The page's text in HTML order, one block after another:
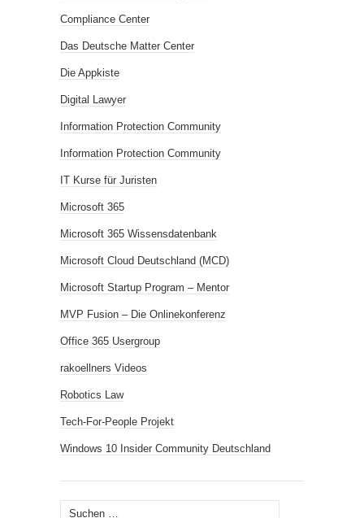
Compliance Center
Das Deutsche Matter Center
Die Appkiste
Digital Lawyer
Information Protection Community
Information Protection Community
IT Kurse für Juristen
Microsoft 365
Microsoft 365 Wissensdatenbank
Microsoft Cloud Deutschland (MCD)
Microsoft Startup Program – Mentor
MVP Fusion – Die Onlinekonferenz
Office 365 Usergroup
rakoellners Videos
Robotics Law
Tech-For-People Projekt
Windows 10 Insider Community Deutschland
Suchen